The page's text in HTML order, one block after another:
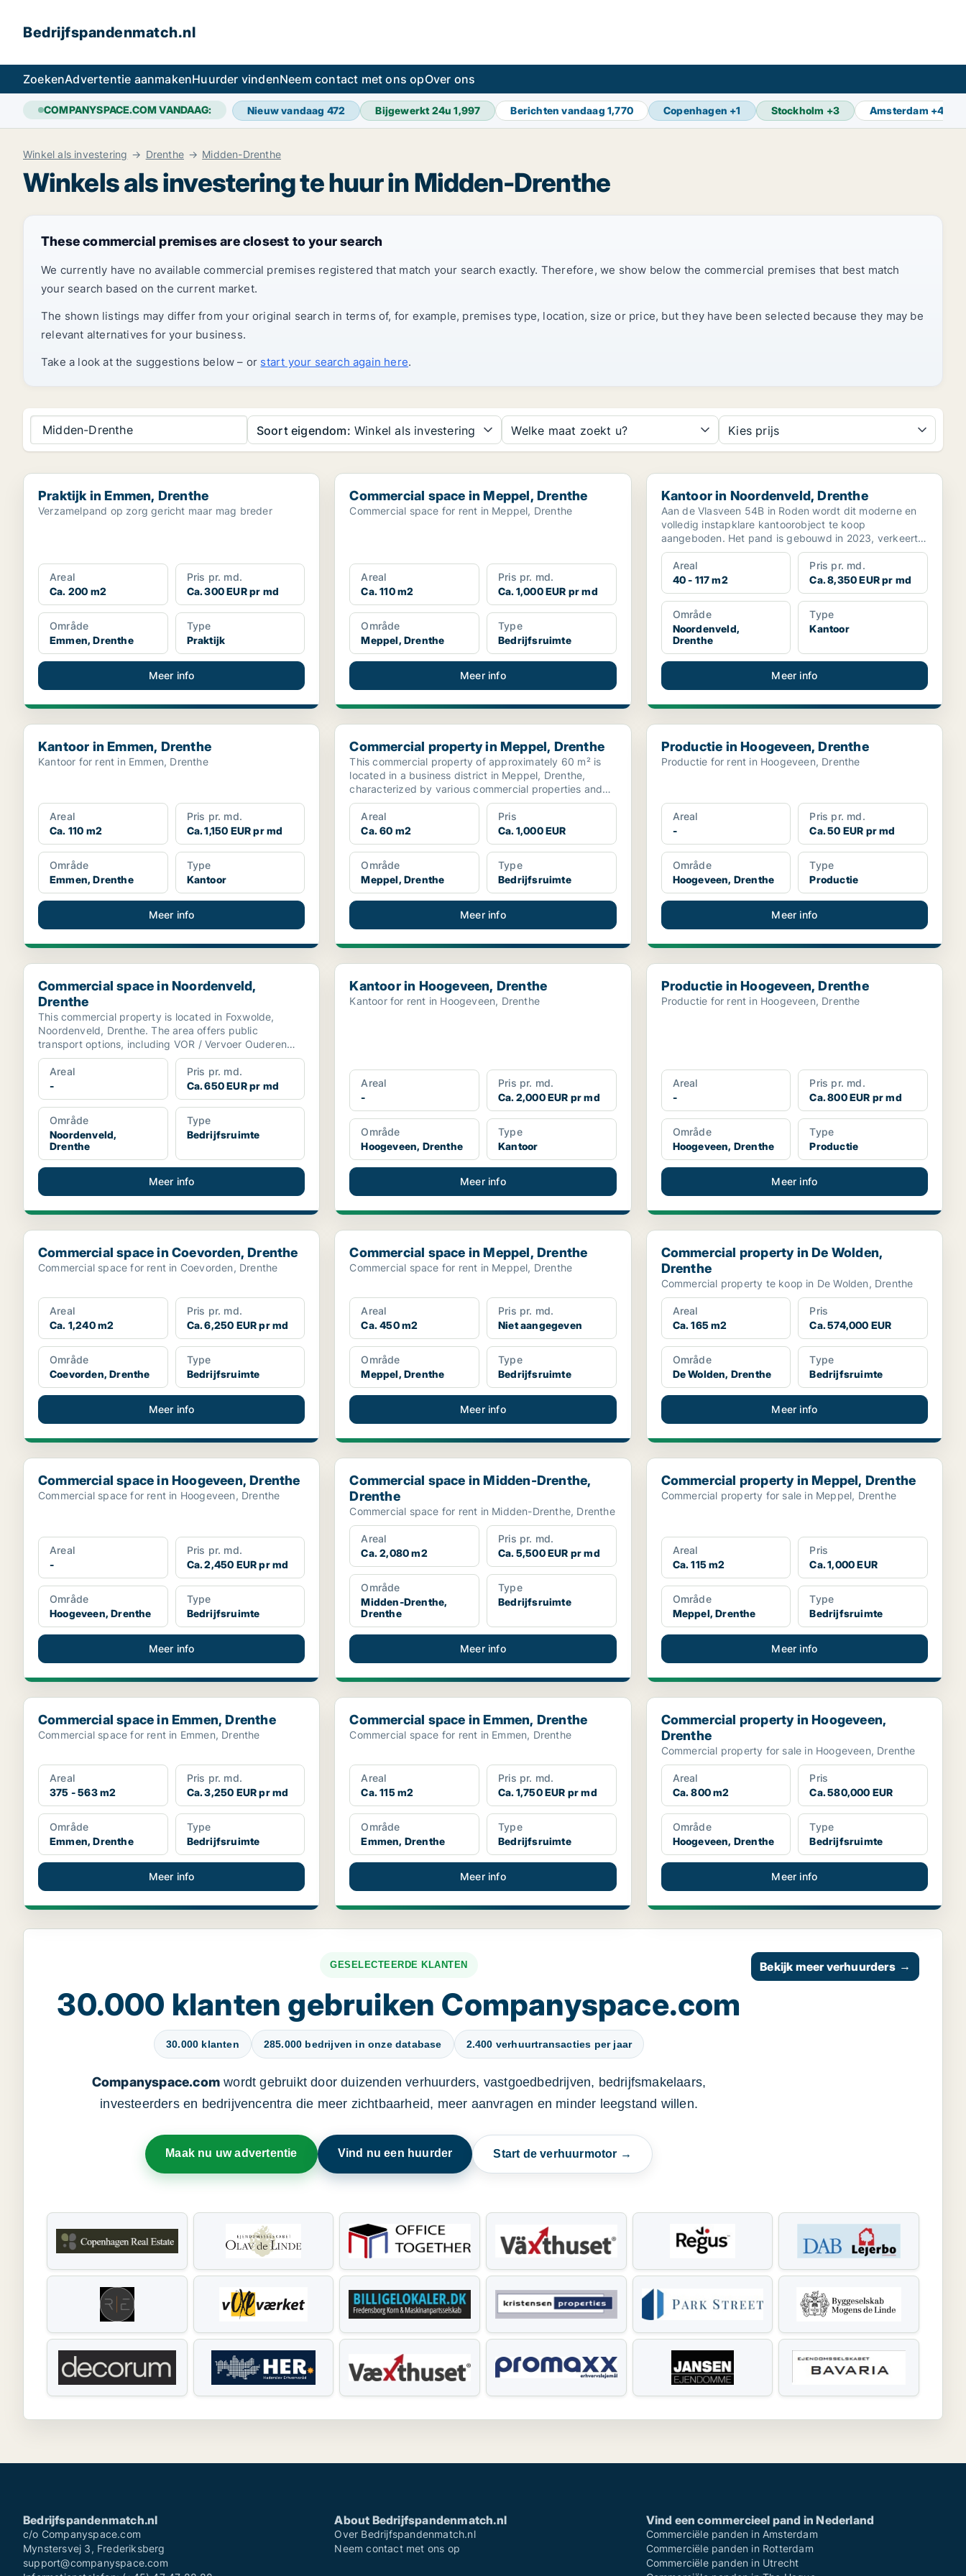
Bedrijfspandenmatch.nl
ZoekenAdvertentie aanmakenHuurder vindenNeem contact met ons opOver ons
COMPANYSPACE.COM VANDAAG: Nieuw vandaag 472 Bijgewerkt 24u1,997 Berichten vandaag1,770 Copenhagen +1 Stockholm +3 Amsterdam +4
Winkel als investering Drenthe Midden-Drenthe
Winkels als investering te huur in Midden-Drenthe
These commercial premises are closest to your search
We currently have no available commercial premises registered that match your search exactly. Therefore, we show below the commercial premises that best match
your search based on the current market.
The shown listings may differ from your original search in terms of, for example, premises type, location, size or price, but they have been selected because they may be
relevant alternatives for your business.
Take a look at the suggestions below – or start your search again here.
Midden-Drenthe Soort eigendom: Winkel als investering Welke maat zoekt u? Kies prijs
Praktijk in Emmen, Drenthe
Praktijk in Emmen, Drenthe
Verzamelpand op zorg gericht maar mag breder
Areal
Ca. 200 m2
Pris pr. md.
Ca. 300 EUR pr md
Område
Emmen, Drenthe
Type
Praktijk
Meer info
Commercial space in Meppel, Drenthe
Commercial space in Meppel, Drenthe
Commercial space for rent in Meppel, Drenthe
Areal
Ca. 110 m2
Pris pr. md.
Ca. 1,000 EUR pr md
Område
Meppel, Drenthe
Type
Bedrijfsruimte
Meer info
Kantoor in Noordenveld, Drenthe
Kantoor in Noordenveld, Drenthe
Aan de Vlasveen 54B in Roden wordt dit moderne en
volledig instapklare kantoorobject te koop
aangeboden. Het pand is gebouwd in 2023, verkeert
in uitsteke...
Areal
40 - 117 m2
Pris pr. md.
Ca. 8,350 EUR pr md
Område
Noordenveld,
Drenthe
Type
Kantoor
Meer info
Kantoor in Emmen, Drenthe
Kantoor in Emmen, Drenthe
Kantoor for rent in Emmen, Drenthe
Areal
Ca. 110 m2
Pris pr. md.
Ca. 1,150 EUR pr md
Område
Emmen, Drenthe
Type
Kantoor
Meer info
Commercial property in Meppel, Drenthe
Commercial property in Meppel, Drenthe
This commercial property of approximately 60 m² is
located in a business district in Meppel, Drenthe,
characterized by various commercial properties and
serv...
Areal
Ca. 60 m2
Pris
Ca. 1,000 EUR
Område
Meppel, Drenthe
Type
Bedrijfsruimte
Meer info
Productie in Hoogeveen, Drenthe
Productie in Hoogeveen, Drenthe
Productie for rent in Hoogeveen, Drenthe
Areal
-
Pris pr. md.
Ca. 50 EUR pr md
Område
Hoogeveen, Drenthe
Type
Productie
Meer info
Commercial space in Noordenveld, Drenthe
Commercial space in Noordenveld,
Drenthe
This commercial property is located in Foxwolde,
Noordenveld, Drenthe. The area offers public
transport options, including VOR / Vervoer Ouderen
Noordenveld ...
Areal
-
Pris pr. md.
Ca. 650 EUR pr md
Område
Noordenveld,
Drenthe
Type
Bedrijfsruimte
Meer info
Kantoor in Hoogeveen, Drenthe
Kantoor in Hoogeveen, Drenthe
Kantoor for rent in Hoogeveen, Drenthe
Areal
-
Pris pr. md.
Ca. 2,000 EUR pr md
Område
Hoogeveen, Drenthe
Type
Kantoor
Meer info
Productie in Hoogeveen, Drenthe
Productie in Hoogeveen, Drenthe
Productie for rent in Hoogeveen, Drenthe
Areal
-
Pris pr. md.
Ca. 800 EUR pr md
Område
Hoogeveen, Drenthe
Type
Productie
Meer info
Commercial space in Coevorden, Drenthe
Commercial space in Coevorden, Drenthe
Commercial space for rent in Coevorden, Drenthe
Areal
Ca. 1,240 m2
Pris pr. md.
Ca. 6,250 EUR pr md
Område
Coevorden, Drenthe
Type
Bedrijfsruimte
Meer info
Commercial space in Meppel, Drenthe
Commercial space in Meppel, Drenthe
Commercial space for rent in Meppel, Drenthe
Areal
Ca. 450 m2
Pris pr. md.
Niet aangegeven
Område
Meppel, Drenthe
Type
Bedrijfsruimte
Meer info
Commercial property in De Wolden, Drenthe
Commercial property in De Wolden,
Drenthe
Commercial property te koop in De Wolden, Drenthe
Areal
Ca. 165 m2
Pris
Ca. 574,000 EUR
Område
De Wolden, Drenthe
Type
Bedrijfsruimte
Meer info
Commercial space in Hoogeveen, Drenthe
Commercial space in Hoogeveen, Drenthe
Commercial space for rent in Hoogeveen, Drenthe
Areal
-
Pris pr. md.
Ca. 2,450 EUR pr md
Område
Hoogeveen, Drenthe
Type
Bedrijfsruimte
Meer info
Commercial space in Midden-Drenthe, Drenthe
Commercial space in Midden-Drenthe,
Drenthe
Commercial space for rent in Midden-Drenthe, Drenthe
Areal
Ca. 2,080 m2
Pris pr. md.
Ca. 5,500 EUR pr md
Område
Midden-Drenthe,
Drenthe
Type
Bedrijfsruimte
Meer info
Commercial property in Meppel, Drenthe
Commercial property in Meppel, Drenthe
Commercial property for sale in Meppel, Drenthe
Areal
Ca. 115 m2
Pris
Ca. 1,000 EUR
Område
Meppel, Drenthe
Type
Bedrijfsruimte
Meer info
Commercial space in Emmen, Drenthe
Commercial space in Emmen, Drenthe
Commercial space for rent in Emmen, Drenthe
Areal
375 - 563 m2
Pris pr. md.
Ca. 3,250 EUR pr md
Område
Emmen, Drenthe
Type
Bedrijfsruimte
Meer info
Commercial space in Emmen, Drenthe
Commercial space in Emmen, Drenthe
Commercial space for rent in Emmen, Drenthe
Areal
Ca. 115 m2
Pris pr. md.
Ca. 1,750 EUR pr md
Område
Emmen, Drenthe
Type
Bedrijfsruimte
Meer info
Commercial property in Hoogeveen, Drenthe
Commercial property in Hoogeveen,
Drenthe
Commercial property for sale in Hoogeveen, Drenthe
Areal
Ca. 800 m2
Pris
Ca. 580,000 EUR
Område
Hoogeveen, Drenthe
Type
Bedrijfsruimte
Meer info
GESELECTEERDE KLANTEN
30.000 klanten gebruiken Companyspace.com
30.000 klanten 285.000 bedrijven in onze database 2.400 verhuurtransacties per jaar
Companyspace.com wordt gebruikt door duizenden verhuurders, vastgoedbedrijven, bedrijfsmakelaars,
investeerders en bedrijvencentra die meer zichtbaarheid, meer aanvragen en minder leegstand willen.
Maak nu uw advertentie Vind nu een huurder Start de verhuurmotor →
Bekijk meer verhuurders →
Bedrijfspandenmatch.nl
c/o Companyspace.com
Mynstersvej 3, Frederiksberg
support@companyspace.com
About Bedrijfspandenmatch.nl
Over Bedrijfspandenmatch.nl
Neem contact met ons op
Vind een commercieel pand in Nederland
Commerciële panden in Amsterdam
Commerciële panden in Rotterdam
Commerciële panden in Utrecht